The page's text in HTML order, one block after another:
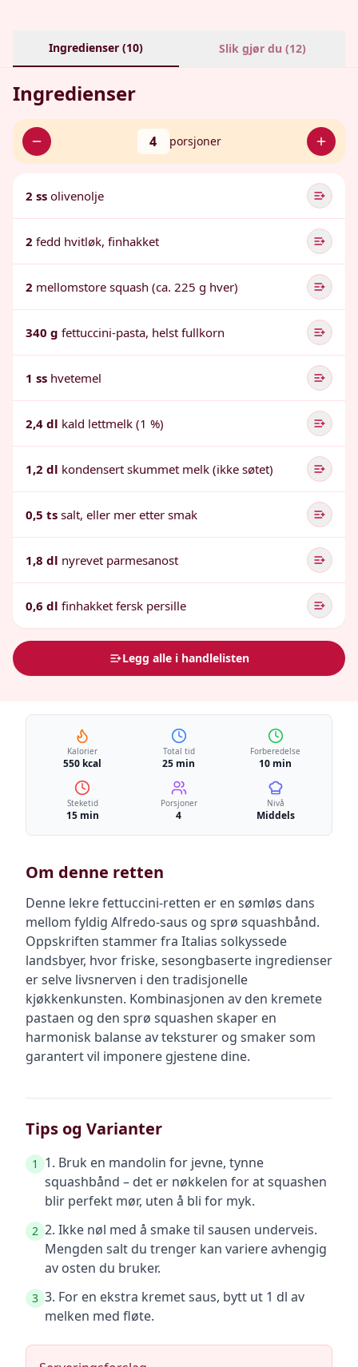
Ingredienser (10) Slik gjør du (12)
Ingredienser
4 porsjoner
2 ss olivenolje
2 fedd hvitløk, finhakket
2 mellomstore squash (ca. 225 g hver)
340 g fettuccini-pasta, helst fullkorn
1 ss hvetemel
2,4 dl kald lettmelk (1 %)
1,2 dl kondensert skummet melk (ikke søtet)
0,5 ts salt, eller mer etter smak
1,8 dl nyrevet parmesanost
0,6 dl finhakket fersk persille
Legg alle i handlelisten
Kalorier
550 kcal
Total tid
25 min
Forberedelse
10 min
Steketid
15 min
Porsjoner
4
Nivå
Middels
Om denne retten
Denne lekre fettuccini-retten er en sømløs dans
mellom fyldig Alfredo-saus og sprø squashbånd.
Oppskriften stammer fra Italias solkyssede
landsbyer, hvor friske, sesongbaserte ingredienser
er selve livsnerven i den tradisjonelle
kjøkkenkunsten. Kombinasjonen av den kremete
pastaen og den sprø squashen skaper en
harmonisk balanse av teksturer og smaker som
garantert vil imponere gjestene dine.
Tips og Varianter
1
1. Bruk en mandolin for jevne, tynne
squashbånd – det er nøkkelen for at squashen
blir perfekt mør, uten å bli for myk.
2 2. Ikke nøl med å smake til sausen underveis.
Mengden salt du trenger kan variere avhengig
av osten du bruker.
3 3. For en ekstra kremet saus, bytt ut 1 dl av
melken med fløte.